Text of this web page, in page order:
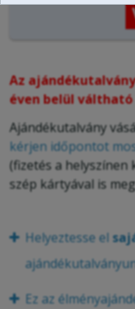
Az
éven belül váltható
Ajándékutalvány
kérjen időpontot
(fizetés a helyszínen
szép kártyával is
Helyeztesse el
Ez az